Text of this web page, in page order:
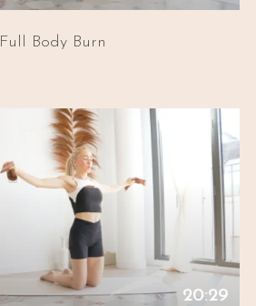
Full Body Burn
20:29